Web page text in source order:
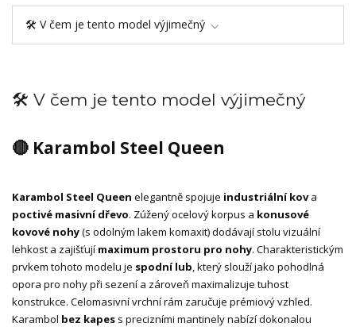
🛠️ V čem je tento model výjimečný
🛠️ V čem je tento model výjimečný
🔴 Karambol Steel Queen
Karambol Steel Queen elegantně spojuje industriální kova
poctivé masivní dřevo. Zúžený ocelový korpus a konusové
kovové nohy(s odolným lakem komaxit) dodávají stolu vizuální
lehkost a zajišťují maximum prostoru pro nohy. Charakteristickým
prvkem tohoto modelu je spodní lub, který slouží jako pohodlná
opora pro nohy při sezení a zároveň maximalizuje tuhost
konstrukce. Celomasivní vrchní rám zaručuje prémiový vzhled.
Karambol bez kapes s precizními mantinely nabízí dokonalou